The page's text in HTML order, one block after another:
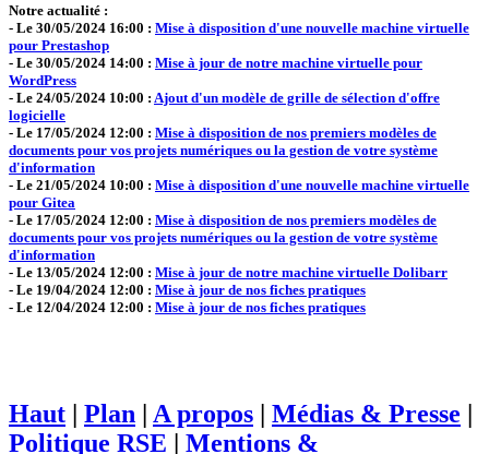
Notre actualité :
- Le 30/05/2024 16:00 : Mise à disposition d'une nouvelle machine virtuelle
pour Prestashop
- Le 30/05/2024 14:00 : Mise à jour de notre machine virtuelle pour
WordPress
- Le 24/05/2024 10:00 : Ajout d'un modèle de grille de sélection d'offre
logicielle
- Le 17/05/2024 12:00 : Mise à disposition de nos premiers modèles de
documents pour vos projets numériques ou la gestion de votre système
d'information
- Le 21/05/2024 10:00 : Mise à disposition d'une nouvelle machine virtuelle
pour Gitea
- Le 17/05/2024 12:00 : Mise à disposition de nos premiers modèles de
documents pour vos projets numériques ou la gestion de votre système
d'information
- Le 13/05/2024 12:00 : Mise à jour de notre machine virtuelle Dolibarr
- Le 19/04/2024 12:00 : Mise à jour de nos fiches pratiques
- Le 12/04/2024 12:00 : Mise à jour de nos fiches pratiques
Haut | Plan | A propos | Médias & Presse |
Politique RSE | Mentions &